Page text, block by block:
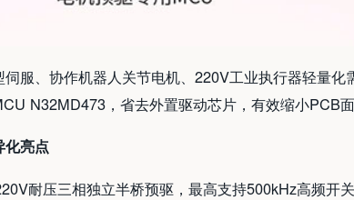
伺服、协作机器人关节电机、220V工业执行器轻量
N32MD473，省去外置驱动芯片，有效缩小PCB面
化亮点
耐压三相独立半桥预驱，最高支持500kHz高频开